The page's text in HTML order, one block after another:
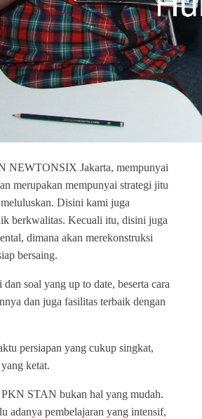
NEWTONSIX Jakarta, mempunyai
merupakan mempunyai strategi jitu
Disini kami juga
berkwalitas. Kecuali itu, disini juga
dimana akan merekonstruksi
bersaing.
soal yang up to date, beserta cara
dan juga fasilitas terbaik dengan
persiapan yang cukup singkat,
ketat.
STAN bukan hal yang mudah.
adanya pembelajaran yang intensif,